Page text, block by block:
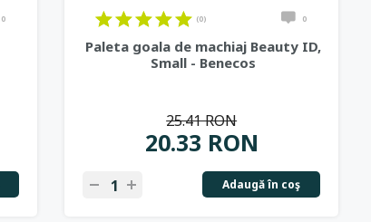
0 (0) 0
Paleta goala de machiaj Beauty ID,
Small - Benecos
20.33 RON
25.41 RON
Adaugă în coş